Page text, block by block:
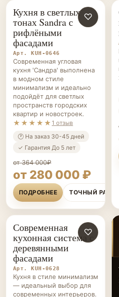
КУХНИ НА ЗАКАЗ ♡
Кухня в светлых
тонах Sandra с
рифлёными
фасадами
Арт. KUH-0646
Современная угловая
кухня 'Сандра' выполнена
в модном стиле
минимализм и идеально
подойдёт для светлых
пространств городских
квартир и новостроек.
★★★★★ 1 отзыв
🕐 На заказ 30-45 дней
✓ Гарантия До 5 лет
от 364 000₽
от 280 000 ₽
ПОДРОБНЕЕ ТОЧНЫЙ
КУХНИ НА ЗАКАЗ ♡
Современная
кухонная система с
деревянными
фасадами
Арт. KUH-0628
Кухня в стиле минимализм
— идеальный выбор для
современных интерьеров.